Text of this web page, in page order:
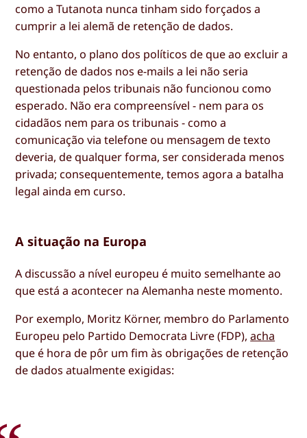
como a Tutanota nunca tinham sido forçados a
cumprir a lei alemã de retenção de dados.
No entanto, o plano dos políticos de que ao excluir a
retenção de dados nos e-mails a lei não seria
questionada pelos tribunais não funcionou como
esperado. Não era compreensível - nem para os
cidadãos nem para os tribunais - como a
comunicação via telefone ou mensagem de texto
deveria, de qualquer forma, ser considerada menos
privada; consequentemente, temos agora a batalha
legal ainda em curso.
A situação na Europa
A discussão a nível europeu é muito semelhante ao
que está a acontecer na Alemanha neste momento.
Por exemplo, Moritz Körner, membro do Parlamento
Europeu pelo Partido Democrata Livre (FDP),acha
que é hora de pôr um fim às obrigações de retenção
de dados atualmente exigidas: